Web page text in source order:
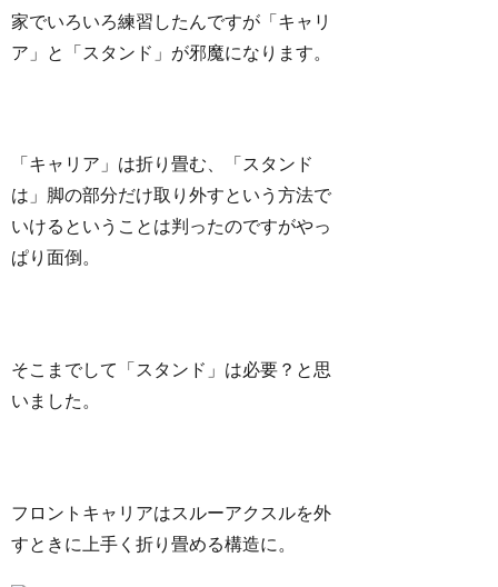
家でいろいろ練習したんですが「キャリ
ア」と「スタンド」が邪魔になります。
「キャリア」は折り畳む、「スタンド
は」脚の部分だけ取り外すという方法で
いけるということは判ったのですがやっ
ぱり面倒。
そこまでして「スタンド」は必要？と思
いました。
フロントキャリアはスルーアクスルを外
すときに上手く折り畳める構造に。